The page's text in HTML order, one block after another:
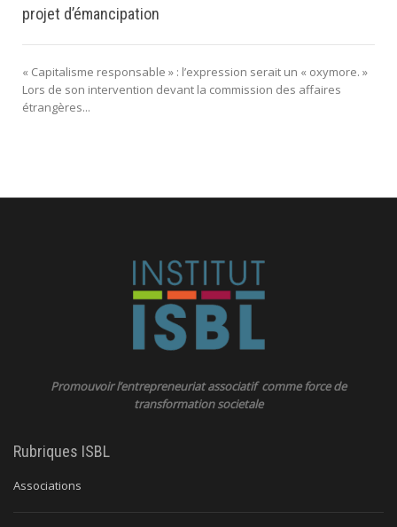
projet d’émancipation
« Capitalisme responsable » : l’expression serait un « oxymore. »
Lors de son intervention devant la commission des affaires
étrangères...
Promouvoir l’entrepreneuriat associatif comme force de
transformation societale
Rubriques ISBL
Associations